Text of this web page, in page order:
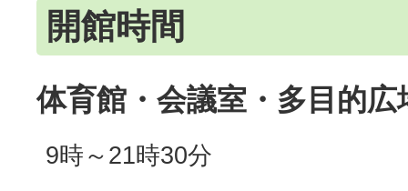
開館時間
体育館・会議室・多目的広
9時～21時30分